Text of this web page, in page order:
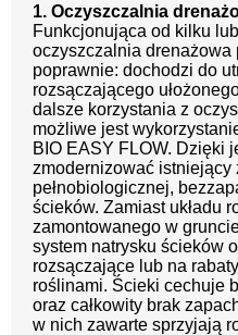
1. Oczyszczalnia
Funkcjonująca od kilku
oczyszczalnia drenażowa
poprawnie: dochodzi do
rozsączającego
dalsze korzystania z
możliwe jest
BIO EASY FLOW. Dzięki
zmodernizować
pełnobiologicznej,
ścieków. Zamiast układu
zamontowanego w
system natrysku ścieków
rozsączające lub na
roślinami. Ścieki cechuje
oraz całkowity brak
w nich zawarte sprzyjają